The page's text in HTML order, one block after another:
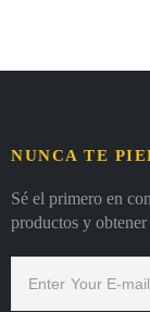
NUNCA TE
Sé el primero en
productos y